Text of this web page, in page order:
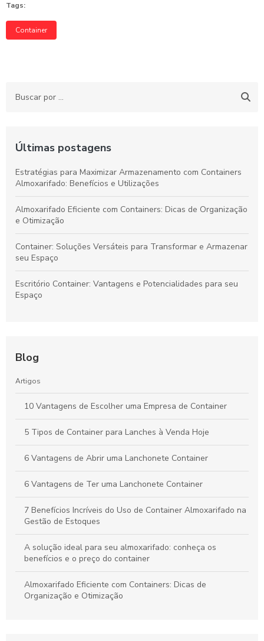
Tags:
Container
Últimas postagens
Estratégias para Maximizar Armazenamento com Containers
Almoxarifado: Benefícios e Utilizações
Almoxarifado Eficiente com Containers: Dicas de Organização
e Otimização
Container: Soluções Versáteis para Transformar e Armazenar
seu Espaço
Escritório Container: Vantagens e Potencialidades para seu
Espaço
Blog
Artigos
10 Vantagens de Escolher uma Empresa de Container
5 Tipos de Container para Lanches à Venda Hoje
6 Vantagens de Abrir uma Lanchonete Container
6 Vantagens de Ter uma Lanchonete Container
7 Benefícios Incríveis do Uso de Container Almoxarifado na
Gestão de Estoques
A solução ideal para seu almoxarifado: conheça os
benefícios e o preço do container
Almoxarifado Eficiente com Containers: Dicas de
Organização e Otimização